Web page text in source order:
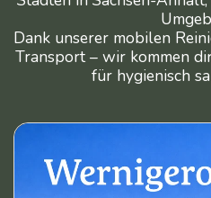
Dank unserer mobilen
Transport – wir kommen
für hygienisch